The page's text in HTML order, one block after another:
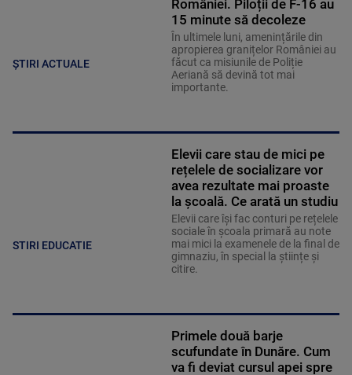
ȘTIRI ACTUALE
României. Piloții de F-16 au
15 minute să decoleze
În ultimele luni, amenințările din
apropierea granițelor României au
făcut ca misiunile de Poliție
Aeriană să devină tot mai
importante.
STIRI EDUCATIE
Elevii care stau de mici pe
rețelele de socializare vor
avea rezultate mai proaste
la școală. Ce arată un studiu
Elevii care îşi fac conturi pe rețelele
sociale în școala primară au note
mai mici la examenele de la final de
gimnaziu, în special la științe și
citire.
Primele două barje
scufundate în Dunăre. Cum
va fi deviat cursul apei spre